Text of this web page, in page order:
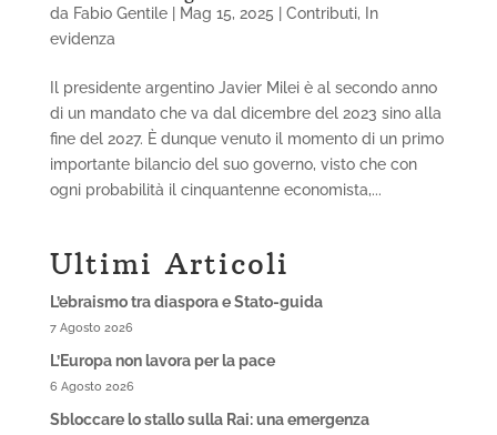
da Fabio Gentile| Mag 15, 2025 Contributi,
In
evidenza
Il presidente argentino Javier Milei è al secondo anno
di un mandato che va dal dicembre del 2023 sino alla
fine del 2027. È dunque venuto il momento di un primo
importante bilancio del suo governo, visto che con
ogni probabilità il cinquantenne economista,...
Ultimi Articoli
L’ebraismo tra diaspora e Stato-guida
7 Agosto 2026
L’Europa non lavora per la pace
6 Agosto 2026
Sbloccare lo stallo sulla Rai: una emergenza